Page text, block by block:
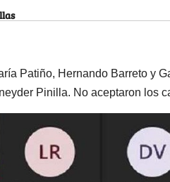
Patiño, Hernando Barreto y
Pinilla. No aceptaron los